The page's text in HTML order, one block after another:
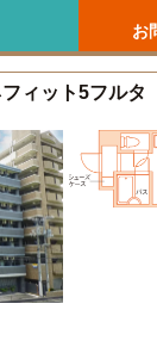
お
ィット5フルタ